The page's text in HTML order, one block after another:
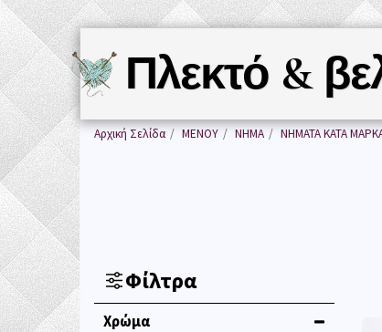
Πλεκτό &
Αρχική Σελίδα ΜΕΝΟΥ ΝΗΜΑ ΝΗΜΑΤΑ ΚΑΤΑ
Φίλτρα
Χρώμα